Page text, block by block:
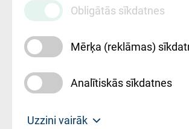
Maksas
pakalpojumu
cenrādis
Obligātās sīkdatnes
Mērķa (reklāmas)
Analītiskās sīkdatnes
Uzzini vairāk